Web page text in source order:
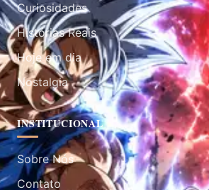
Curiosidades
Histórias Reais
Hoje em dia
Nostalgia
INSTITUCIONAL
Sobre Nós
Contato